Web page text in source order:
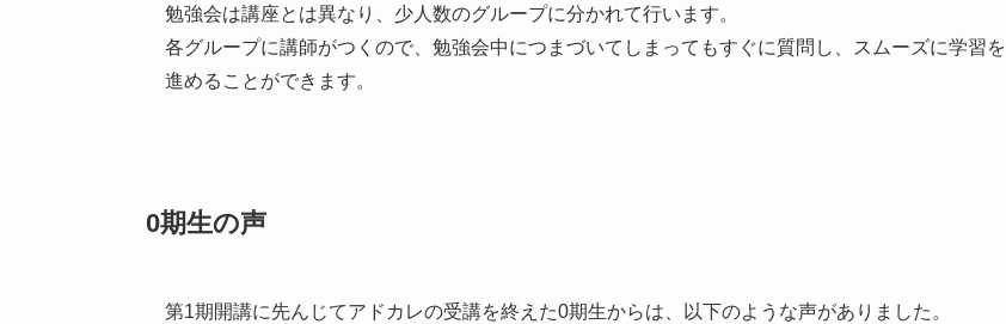
勉強会は講座とは異なり、少人数のグループに分かれて行います。
各グループに講師がつくので、勉強会中につまづいてしまってもすぐに質問し、スムーズに学習を
進めることができます。
0期生の声
第1期開講に先んじてアドカレの受講を終えた0期生からは、以下のような声がありました。